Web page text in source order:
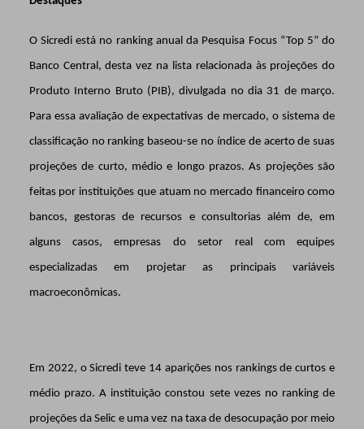
O Sicredi está no ranking anual da Pesquisa Focus “Top 5” do
Banco Central, desta vez na lista relacionada às projeções do
Produto Interno Bruto (PIB), divulgada no dia 31 de março.
Para essa avaliação de expectativas de mercado, o sistema de
classificação no ranking baseou-se no índice de acerto de suas
projeções de curto, médio e longo prazos. As projeções são
feitas por instituições que atuam no mercado financeiro como
bancos, gestoras de recursos e consultorias além de, em
alguns casos, empresas do setor real com equipes
especializadas em projetar as principais variáveis
macroeconômicas.
Em 2022, o Sicredi teve 14 aparições nos rankings de curtos e
médio prazo. A instituição constou sete vezes no ranking de
projeções da Selic e uma vez na taxa de desocupação por meio